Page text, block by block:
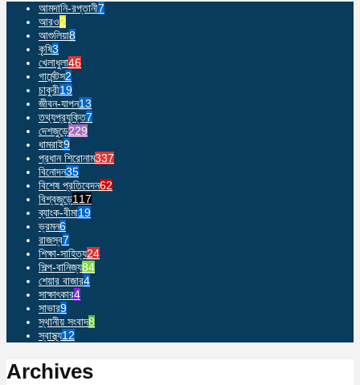
আমদানি-রপ্তানী7
আরও2
আশুলিয়া8
কৃষি3
খেলাধুলা46
গার্মেন্টস2
চাকুরী19
জীবন-যাপন13
তথ্যপ্রযুক্তি7
দেশজুড়ে229
ধামরাই9
প্রধান শিরোনাম337
বিনোদন35
বিশেষ প্রতিবেদন62
বিশ্বজুড়ে117
ব্যাংক-বীমা19
ভ্রমন6
রাজস্ব7
শিক্ষা-সাহিত্য24
শিল্প-বানিজ্য84
শেয়ার বাজার4
সাক্ষাৎকার4
সাভার9
স্থানীয় সংবাদ8
স্বাস্থ্য12
Archives